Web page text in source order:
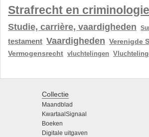
Strafrecht en criminologie
Studie, carrière, vaardigheden
testament Vaardigheden Verenigde
Vermogensrecht vluchtelingen
Collectie
Maandblad
KwartaalSignaal
Boeken
Digitale uitgaven